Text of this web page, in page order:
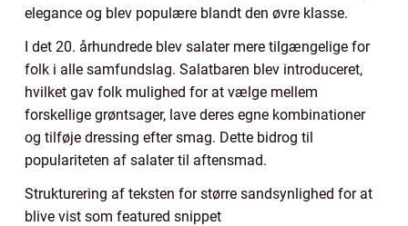
elegance og blev populære blandt den øvre klasse.
I det 20. århundrede blev salater mere tilgængelige for
folk i alle samfundslag. Salatbaren blev introduceret,
hvilket gav folk mulighed for at vælge mellem
forskellige grøntsager, lave deres egne kombinationer
og tilføje dressing efter smag. Dette bidrog til
populariteten af salater til aftensmad.
Strukturering af teksten for større sandsynlighed for at
blive vist som featured snippet